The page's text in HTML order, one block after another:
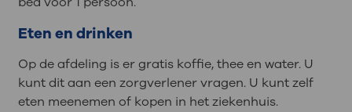
Eten en drinken
Op de afdeling is er gratis koffie, thee en water. U
kunt dit aan een zorgverlener vragen. U kunt zelf
eten meenemen of kopen in het ziekenhuis.